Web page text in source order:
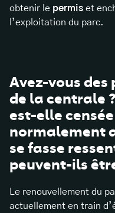
obtenir le permis et
l’exploitation du parc.
Avez-vous
de la centrale
est-elle
normalement
se fasse
peuvent-ils
Le renouvellement du
actuellement en train